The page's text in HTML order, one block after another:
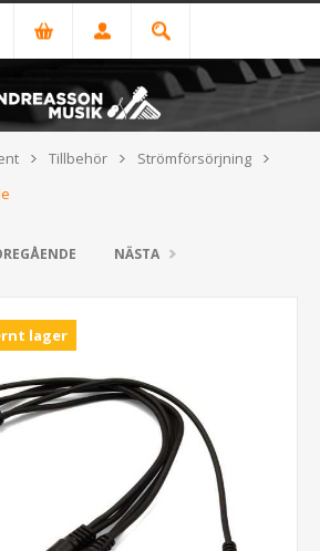
Tillbehör
Strömförsörjning
NÄSTA
lager